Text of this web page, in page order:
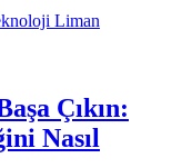
Çıkın:
Nasıl